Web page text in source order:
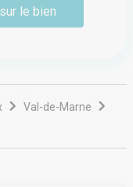
le bien
Val-de-Marne